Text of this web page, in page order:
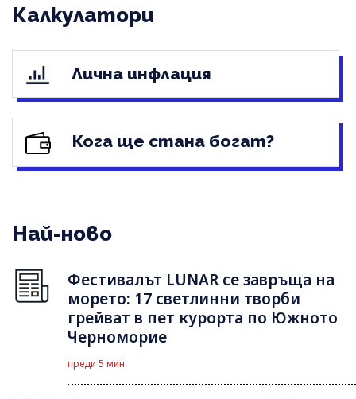
Калкулатори
Лична инфлация
Кога ще стана богат?
Най-ново
Фестивалът LUNAR се завръща на
морето: 17 светлинни творби
грейват в пет курорта по Южното
Черноморие
преди 5 мин